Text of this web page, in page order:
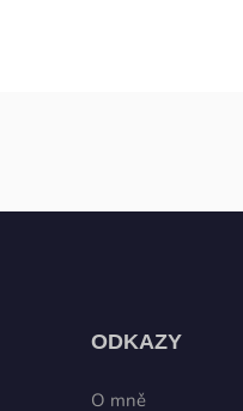
ODKAZY
O mně